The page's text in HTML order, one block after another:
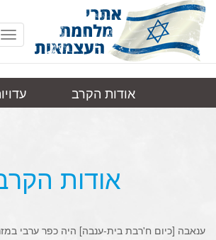
ענאבה
אודות הקרב
אודות
ענאבה [כיום ח'רבת בית-ענבה] היה כפר ערבי